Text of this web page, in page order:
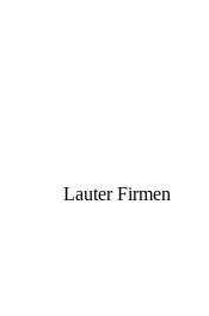
Lauter Firmen